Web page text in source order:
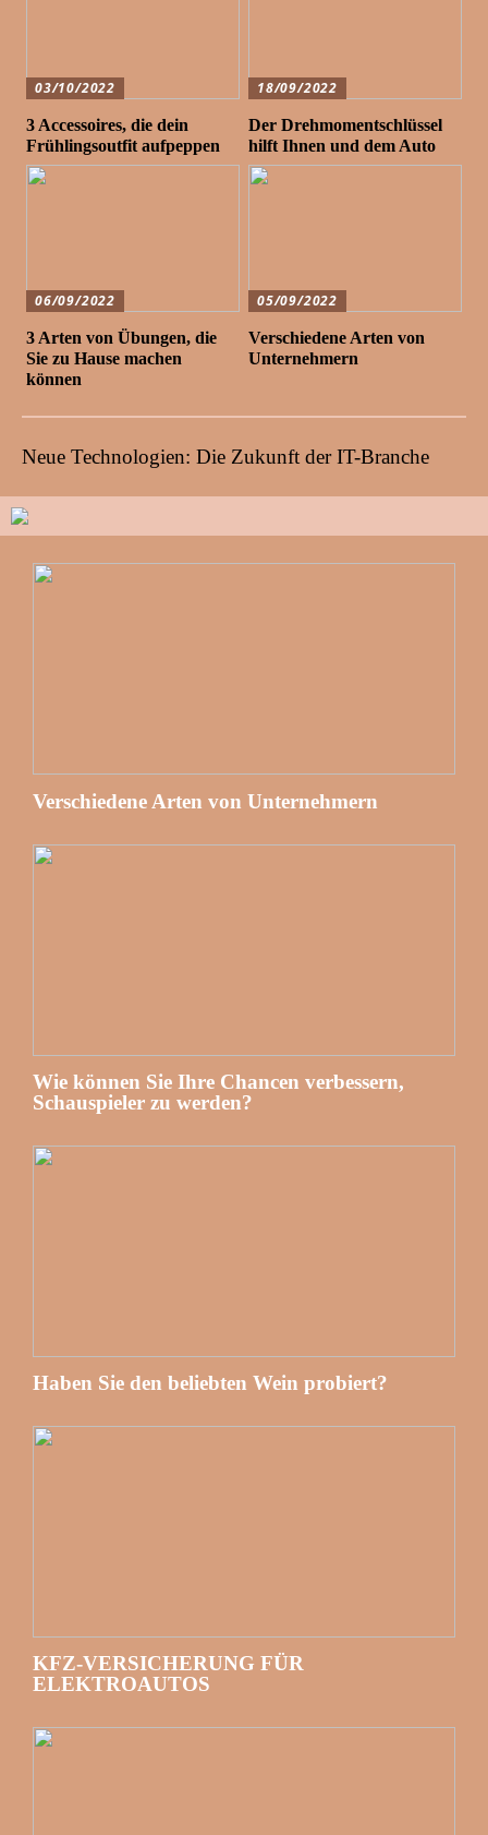
03/10/2022
3 Accessoires, die dein
Frühlingsoutfit aufpeppen
18/09/2022
Der Drehmomentschlüssel
hilft Ihnen und dem Auto
06/09/2022
3 Arten von Übungen, die
Sie zu Hause machen
können
05/09/2022
Verschiedene Arten von
Unternehmern
Neue Technologien: Die Zukunft der IT-Branche
Verschiedene Arten von Unternehmern
Wie können Sie Ihre Chancen verbessern,
Schauspieler zu werden?
Haben Sie den beliebten Wein probiert?
KFZ-VERSICHERUNG FÜR
ELEKTROAUTOS